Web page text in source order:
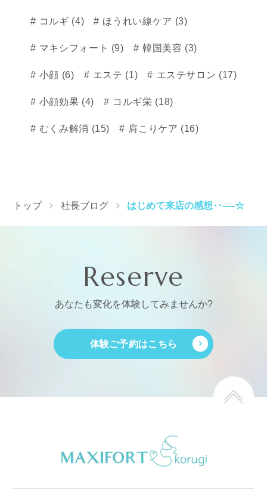
コルギ (4) ほうれい線ケア (3)
マキシフォート (9) 韓国美容 (3)
小顔 (6) エステ (1) エステサロン (17)
小顔効果 (4) コルギ栄 (18)
むくみ解消 (15) 肩こりケア (16)
トップ 社長ブログ はじめて来店の感想‥—-☆
Reserve
あなたも変化を体験してみませんか?
体験ご予約はこちら